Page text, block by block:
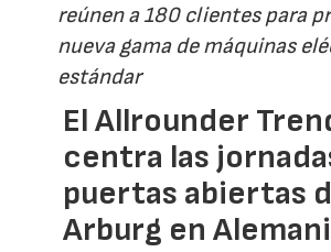
reúnen a 180 clientes para
nueva gama de máquinas
estándar
El Allrounder
centra las
puertas abiertas
Arburg en